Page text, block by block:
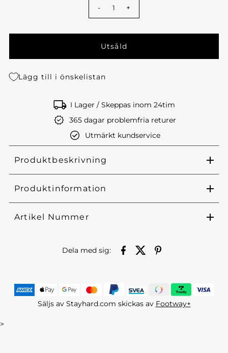
- +
Lägg till i önskelistan
I Lager / Skeppas inom 24tim
365 dagar problemfria returer
Utmärkt kundservice
Produktbeskrivning
Produktinformation
Artikel Nummer
Dela med sig:
Säljs av Stayhard.com skickas av Footway+
>